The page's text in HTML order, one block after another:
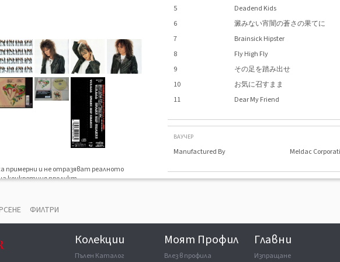
примерни и не отразяват реалното
конкретния продукт.
5
Deadend Kids
6
澱みない宵闇の蒼さの果てに
7
Brainsick Hipster
8
Fly High Fly
9
その足を踏み出せ
10
お気に召すまま
11
Dear My Friend
ВАУЧЕР
Manufactured By Meldac
ФИЛТРИ
Колекции
Пълен Каталог
Моят Профил
Влез в профила
Главни
Изпращане